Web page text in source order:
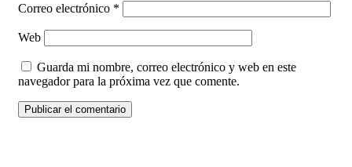
Correo electrónico *
Web
Guarda mi nombre, correo electrónico y web en este
navegador para la próxima vez que comente.